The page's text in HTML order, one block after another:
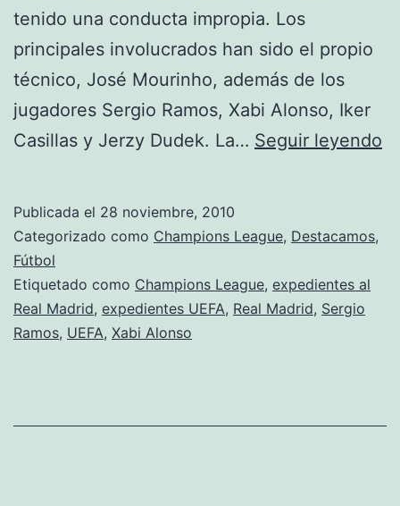
tenido una conducta impropia. Los
principales involucrados han sido el propio
técnico, José Mourinho, además de los
jugadores Sergio Ramos, Xabi Alonso, Iker
Casillas y Jerzy Dudek. La… Seguir leyendo
Publicada el 28 noviembre, 2010
Categorizado como Champions League, Destacamos,
Fútbol
Etiquetado como Champions League, expedientes al
Real Madrid, expedientes UEFA, Real Madrid, Sergio
Ramos, UEFA, Xabi Alonso